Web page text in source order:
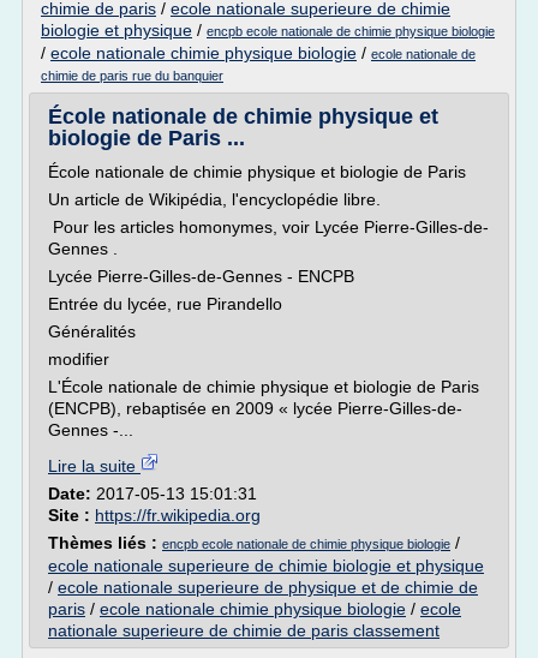
chimie de paris / ecole nationale superieure de chimie
biologie et physique / encpb ecole nationale de chimie physique biologie
/ ecole nationale chimie physique biologie / ecole nationale de
chimie de paris rue du banquier
École nationale de chimie physique et
biologie de Paris ...
École nationale de chimie physique et biologie de Paris
Un article de Wikipédia, l'encyclopédie libre.
Pour les articles homonymes, voir Lycée Pierre-Gilles-de-
Gennes .
Lycée Pierre-Gilles-de-Gennes - ENCPB
Entrée du lycée, rue Pirandello
Généralités
modifier
L'École nationale de chimie physique et biologie de Paris
(ENCPB), rebaptisée en 2009 « lycée Pierre-Gilles-de-
Gennes -...
Lire la suite
Date: 2017-05-13 15:01:31
Site : https://fr.wikipedia.org
Thèmes liés : encpb ecole nationale de chimie physique biologie /
ecole nationale superieure de chimie biologie et physique
/ ecole nationale superieure de physique et de chimie de
paris / ecole nationale chimie physique biologie / ecole
nationale superieure de chimie de paris classement